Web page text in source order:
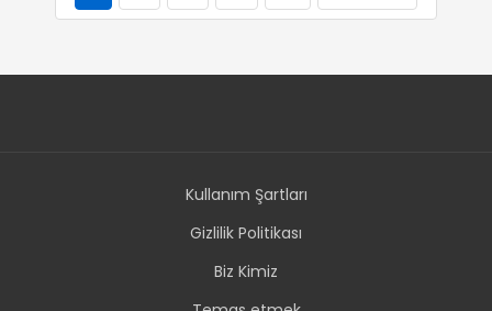
Kullanım Şartları
Gizlilik Politikası
Biz Kimiz